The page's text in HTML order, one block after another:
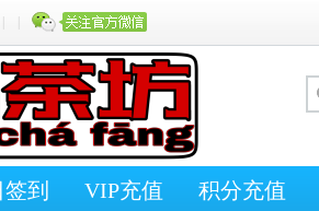
到 VIP充值 积分充值